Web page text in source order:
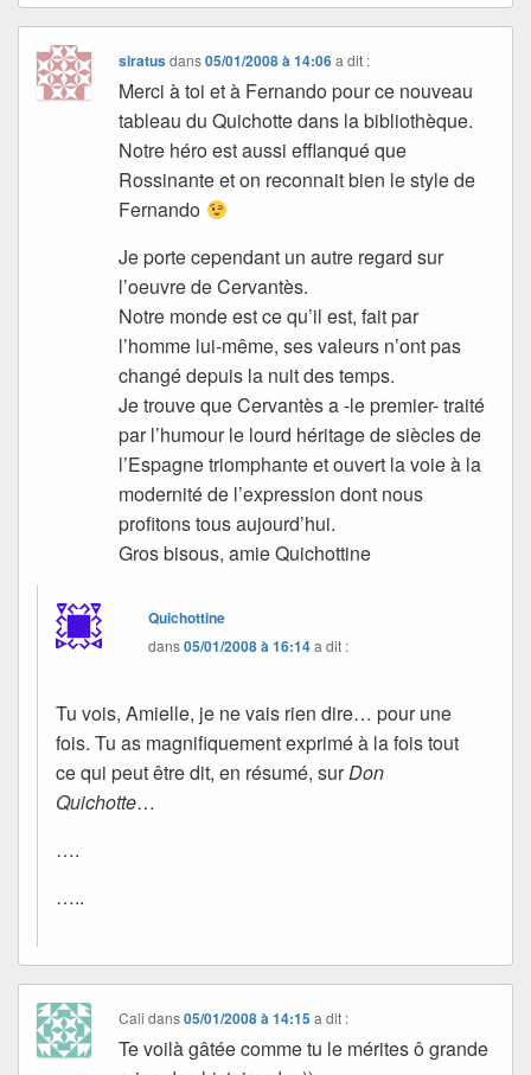
siratusdans05/01/2008 à 14:06 a dit :
Merci à toi et à Fernando pour ce nouveau
tableau du Quichotte dans la bibliothèque.
Notre héro est aussi efflanqué que
Rossinante et on reconnait bien le style de
Fernando
Je porte cependant un autre regard sur
l’oeuvre de Cervantès.
Notre monde est ce qu’il est, fait par
l’homme lui-même, ses valeurs n’ont pas
changé depuis la nuit des temps.
Je trouve que Cervantès a -le premier- traité
par l’humour le lourd héritage de siècles de
l’Espagne triomphante et ouvert la voie à la
modernité de l’expression dont nous
profitons tous aujourd’hui.
Gros bisous, amie Quichottine
Quichottine
dans05/01/2008 à 16:14a dit :
Tu vois, Amielle, je ne vais rien dire… pour une
fois. Tu as magnifiquement exprimé à la fois tout
ce qui peut être dit, en résumé, surDon
Quichotte…
….
…..
Cali dans05/01/2008 à 14:15 a dit :
Te voilà gâtée comme tu le mérites ô grande